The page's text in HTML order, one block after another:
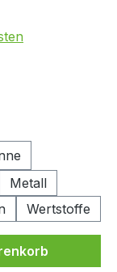
Metall
Wertstoffe